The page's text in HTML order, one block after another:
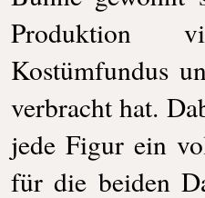
Produktion
Kostümfundus
verbracht hat.
jede Figur ein
für die beiden